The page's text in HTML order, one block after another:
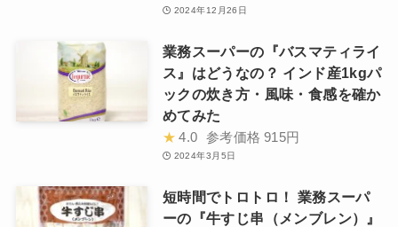
2024年12月26日
業務スーパーの『バスマティライ
ス』はどうなの？ インド産1kgパ
ックの炊き方・風味・食感を確か
めてみた
★ 4.0 参考価格 915円
2024年3月5日
短時間でトロトロ！ 業務スーパ
ーの『牛すじ串（メンブレン）』